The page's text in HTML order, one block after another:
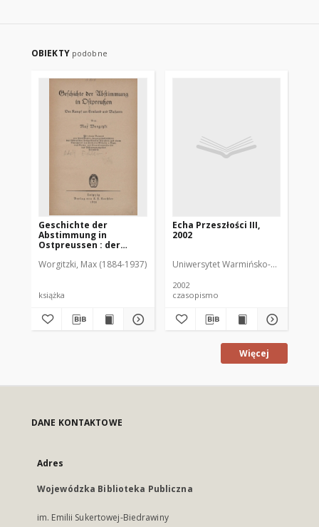
OBIEKTY podobne
Geschichte der
Abstimmung in
Ostpreussen : der
Masuren
Worgitzki, Max (1884-1937) Gayl, Wilhelm v. Posł. Eichler, Adolf.
książka
Echa Przeszłości III,
2002
Uniwersytet Warmińsko-Mazurski
2002
czasopismo
Więcej
DANE KONTAKTOWE
Adres
Wojewódzka Biblioteka Publiczna
im. Emilii Sukertowej-Biedrawiny